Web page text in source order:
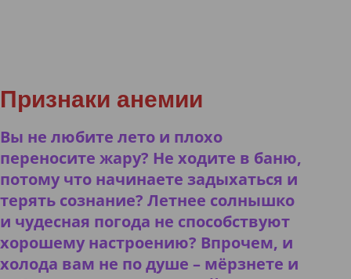
Признаки анемии
Вы не любите лето и плохо
переносите жару? Не ходите в баню,
потому что начинаете задыхаться и
терять сознание? Летнее солнышко
и чудесная погода не способствуют
хорошему настроению? Впрочем, и
холода вам не по душе – мёрзнете и